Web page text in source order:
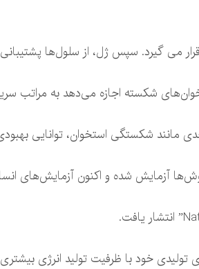
می گیرد. سپس ژل، از سلول‌ها
شکسته اجازه می‌دهد به مراتب
مانند شکستگی استخوان، توانایی
آزمایش شده و اکنون آزمایش‌های
تولیدی خود با ظرفیت تولید انرژی